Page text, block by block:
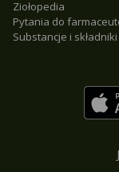
Ziołopedia
Pytania do
Substancje i składniki